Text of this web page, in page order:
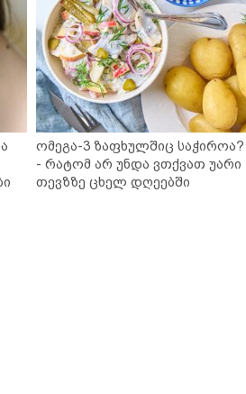
ომეგა-3 ზაფხულშიც საჭიროა?
- რატომ არ უნდა ვთქვათ უარი
თევზზე ცხელ დღეებში